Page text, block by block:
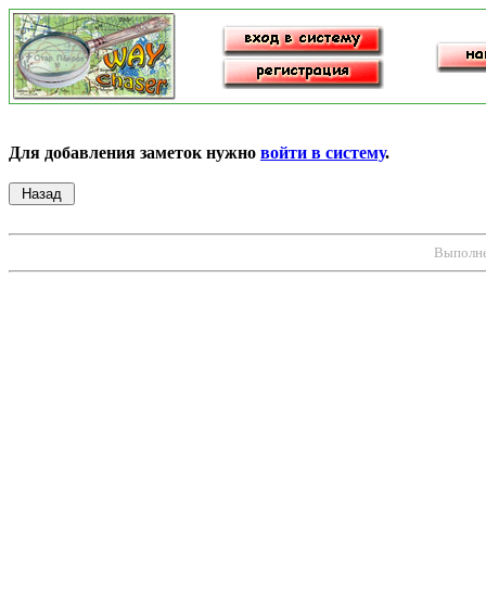
Для добавления заметок нужно войти в систему.